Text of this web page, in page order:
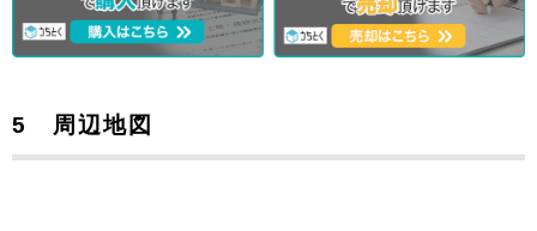
5 周辺地図